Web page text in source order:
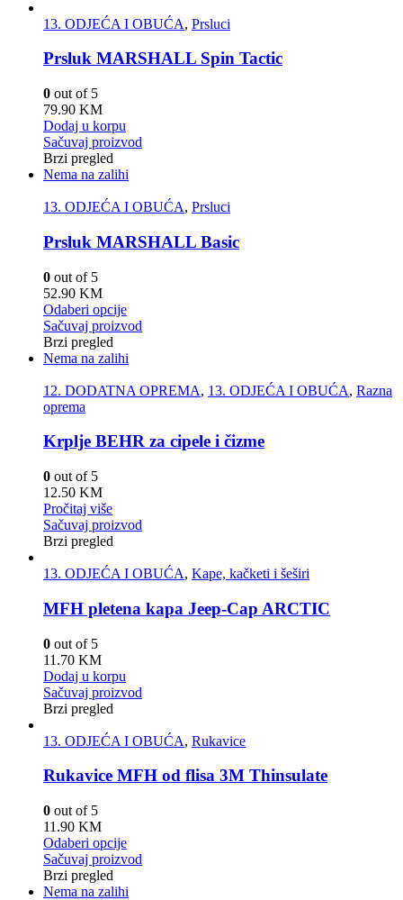
13. ODJEĆA I OBUĆA, Prsluci
Prsluk MARSHALL Spin Tactic
0 out of 5
79.90 KM
Dodaj u korpu
Sačuvaj proizvod
Brzi pregled
Nema na zalihi
13. ODJEĆA I OBUĆA, Prsluci
Prsluk MARSHALL Basic
0 out of 5
52.90 KM
Odaberi opcije
Sačuvaj proizvod
Brzi pregled
Nema na zalihi
12. DODATNA OPREMA, 13. ODJEĆA I OBUĆA, Razna
oprema
Krplje BEHR za cipele i čizme
0 out of 5
12.50 KM
Pročitaj više
Sačuvaj proizvod
Brzi pregled
13. ODJEĆA I OBUĆA, Kape, kačketi i šeširi
MFH pletena kapa Jeep-Cap ARCTIC
0 out of 5
11.70 KM
Dodaj u korpu
Sačuvaj proizvod
Brzi pregled
13. ODJEĆA I OBUĆA, Rukavice
Rukavice MFH od flisa 3M Thinsulate
0 out of 5
11.90 KM
Odaberi opcije
Sačuvaj proizvod
Brzi pregled
Nema na zalihi